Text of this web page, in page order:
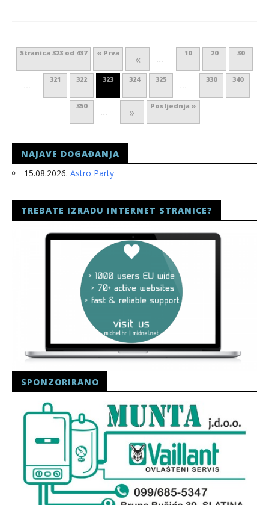
Stranica 323 od 437 « Prva « ...
10 20 30
...
321 322 323 324 325
...
330 340
350
... » Posljednja »
NAJAVE DOGAĐANJA
15.08.2026. Astro Party
TREBATE IZRADU INTERNET STRANICE?
SPONZORIRANO